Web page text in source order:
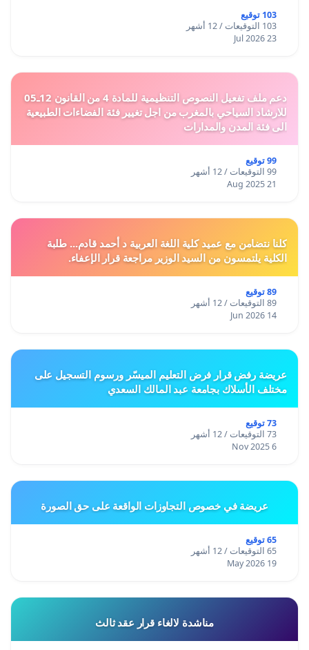
103 توقيع
103 التوقيعات / 12 أشهر
23 Jul 2026
دعم ملف تفعيل النصوص التنظيمية للمادة 4 من القانون 12ـ05
للارشاد السياحي بالمغرب من اجل تغيير فئة الفضاءات الطبيعية
الى فئة المدن والمدارات
99 توقيع
99 التوقيعات / 12 أشهر
21 Aug 2025
كلنا نتضامن مع عميد كلية اللغة العربية د أحمد قادم... طلبة
الكلية يلتمسون من السيد الوزير مراجعة قرار الإعفاء.
89 توقيع
89 التوقيعات / 12 أشهر
14 Jun 2026
عريضة رفض قرار فرض التعليم الميسّر ورسوم التسجيل على
مختلف الأسلاك بجامعة عبد المالك السعدي
73 توقيع
73 التوقيعات / 12 أشهر
6 Nov 2025
عريضة في خصوص التجاوزات الواقعة على حق الصورة
65 توقيع
65 التوقيعات / 12 أشهر
19 May 2026
مناشدة لالغاء قرار عقد ثالث